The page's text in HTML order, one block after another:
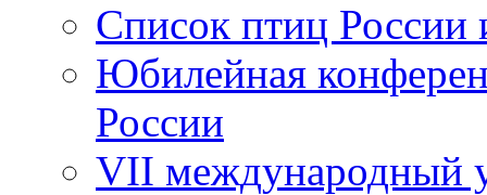
Список птиц России
Юбилейная
России
VII международный